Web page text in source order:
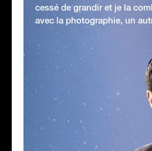
cessé de grandir et je la
avec la photographie, un